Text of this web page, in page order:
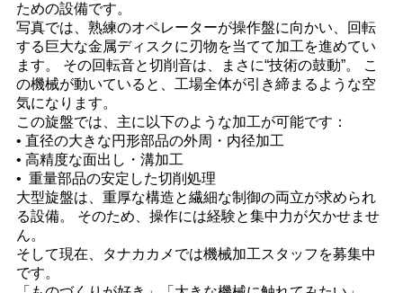
ための設備です。
写真では、熟練のオペレーターが操作盤に向かい、回転
する巨大な金属ディスクに刃物を当てて加工を進めてい
ます。 その回転音と切削音は、まさに“技術の鼓動”。 こ
の機械が動いていると、工場全体が引き締まるような空
気になります。
この旋盤では、主に以下のような加工が可能です：
• 直径の大きな円形部品の外周・内径加工
• 高精度な面出し・溝加工
• 重量部品の安定した切削処理
大型旋盤は、重厚な構造と繊細な制御の両立が求められ
る設備。 そのため、操作には経験と集中力が欠かせませ
ん。
そして現在、タナカカメでは機械加工スタッフを募集中
です。